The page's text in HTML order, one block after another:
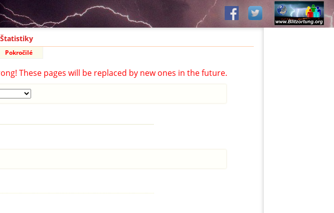
Štatistiky
Pokročilé
These pages will be replaced by new ones in the future.